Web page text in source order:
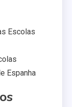
Escolas
Espanha